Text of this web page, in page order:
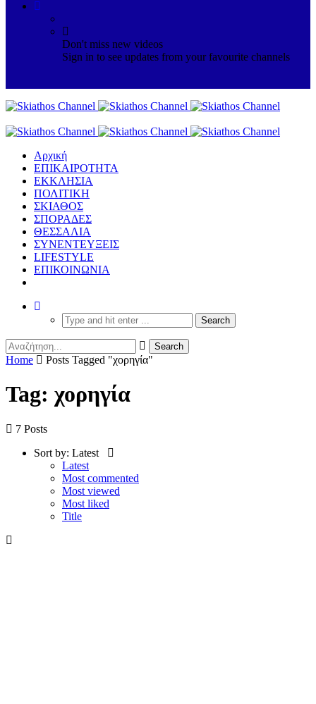
Don't miss new videos
Sign in to see updates from your favourite channels
Αρχική
ΕΠΙΚΑΙΡΟΤΗΤΑ
ΕΚΚΛΗΣΙΑ
ΠΟΛΙΤΙΚΗ
ΣΚΙΑΘΟΣ
ΣΠΟΡΑΔΕΣ
ΘΕΣΣΑΛΙΑ
ΣΥΝΕΝΤΕΥΞΕΙΣ
LIFESTYLE
ΕΠΙΚΟΙΝΩΝΙΑ
Home Posts Tagged "χορηγία"
Tag: χορηγία
7 Posts
Sort by: Latest
Latest
Most commented
Most viewed
Most liked
Title